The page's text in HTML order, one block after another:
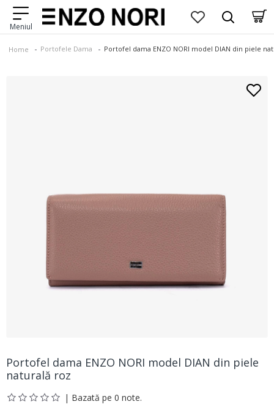
Home Portofele Dama Portofel dama ENZO NORI model DIAN din piele
Portofel dama ENZO NORI model DIAN din piele
naturală roz
| Bazată pe 0 note.